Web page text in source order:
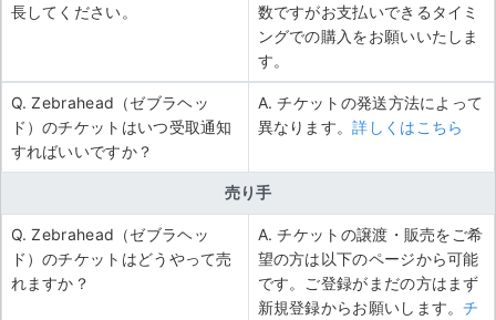
長してください。
数ですがお支払いできるタイミ
ングでの購入をお願いいたしま
す。
Q. Zebrahead（ゼブラヘッ
ド）のチケットはいつ受取通知
すればいいですか？
A. チケットの発送方法によって
異なります。詳しくはこちら
売り手
Q. Zebrahead（ゼブラヘッ
ド）のチケットはどうやって売
れますか？
A. チケットの譲渡・販売をご希
望の方は以下のページから可能
です。ご登録がまだの方はまず
新規登録からお願いします。チ